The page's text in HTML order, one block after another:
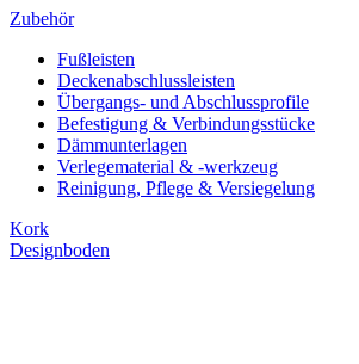
Zubehör
Fußleisten
Deckenabschlussleisten
Übergangs- und Abschlussprofile
Befestigung & Verbindungsstücke
Dämmunterlagen
Verlegematerial & -werkzeug
Reinigung, Pflege & Versiegelung
Kork
Designboden